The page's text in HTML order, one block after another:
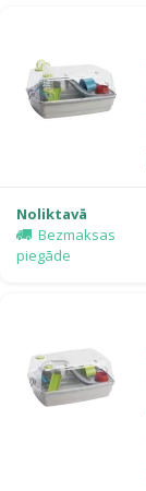
Noliktavā
Bezmaksas
piegāde